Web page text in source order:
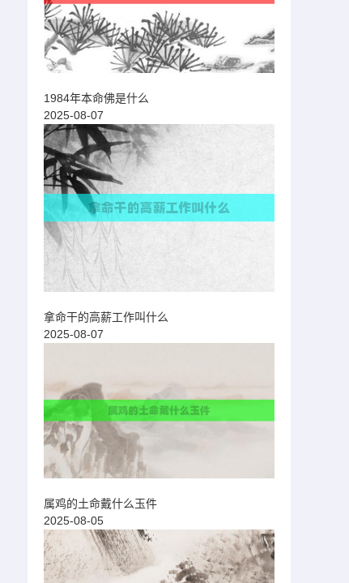
1984年本命佛是什么
2025-08-07
拿命干的高薪工作叫什么
2025-08-07
属鸡的土命戴什么玉件
2025-08-05